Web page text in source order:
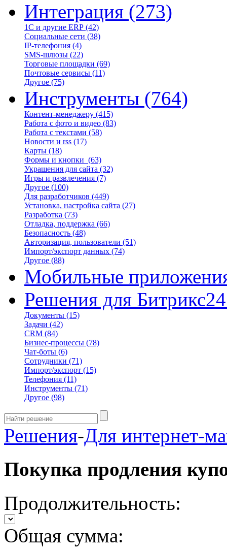
Интеграция (273)
1С и другие ERP (42)
Социальные сети (38)
IP-телефония (4)
SMS-шлюзы (22)
Торговые площадки (69)
Почтовые сервисы (11)
Другое (75)
Инструменты (764)
Контент-менеджеру (415)
Работа с фото и видео (83)
Работа с текстами (58)
Новости и rss (17)
Карты (18)
Формы и кнопки (63)
Украшения для сайта (32)
Игры и развлечения (7)
Другое (100)
Для разработчиков (449)
Установка, настройка сайта (27)
Разработка (73)
Отладка, поддержка (66)
Безопасность (48)
Авторизация, пользователи (51)
Импорт/экспорт данных (74)
Другое (88)
Мобильные
Решения для Битрикс24
Документы (15)
Задачи (42)
CRM (84)
Бизнес-процессы (78)
Чат-боты (6)
Сотрудники (71)
Импорт/экспорт (15)
Телефония (11)
Инструменты (71)
Другое (98)
Решения-Для интернет-
Покупка продления
Продолжительность:
Общая сумма: